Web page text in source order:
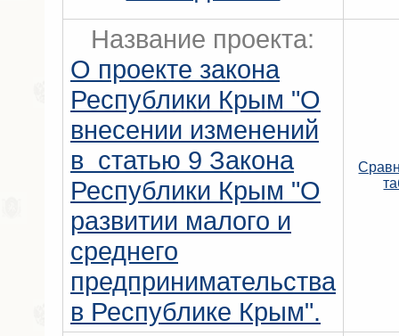
Название проекта:
О проекте закона
Республики Крым "О
внесении изменений
в статью 9 Закона
Республики Крым "О
развитии малого и
среднего
предпринимательства
в Республике Крым".